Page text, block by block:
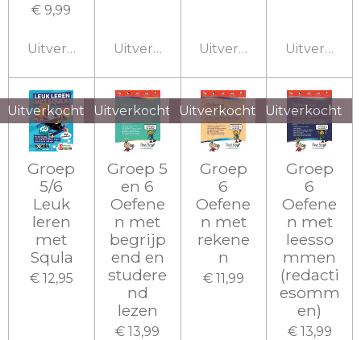
€ 9,99
Uitverkocht Uitverkocht Uitverkocht
Uitverkocht
Groep
5/6
Leuk
leren
met
Squla
€ 12,95
Uitverkocht
Groep 5
en 6
Oefene
n met
begrijp
end en
studere
nd
lezen
€ 13,99
Uitverkocht
Groep
6
Oefene
n met
rekene
n
€ 11,99
Uitverkocht
Groep
6
Oefene
n met
leesso
mmen
(redacti
esomm
en)
€ 13,99